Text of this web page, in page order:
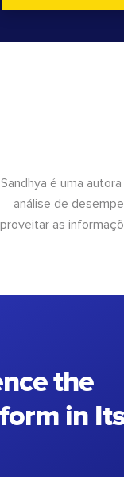
Sandhya é uma
análise de
as
the
in